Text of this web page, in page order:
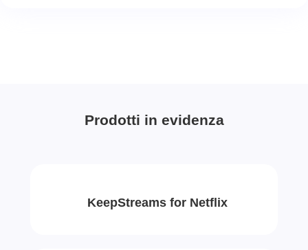
Prodotti in evidenza
KeepStreams for Netflix